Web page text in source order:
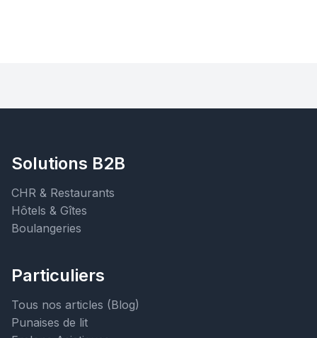
Solutions B2B
CHR & Restaurants
Hôtels & Gîtes
Boulangeries
Particuliers
Tous nos articles (Blog)
Punaises de lit